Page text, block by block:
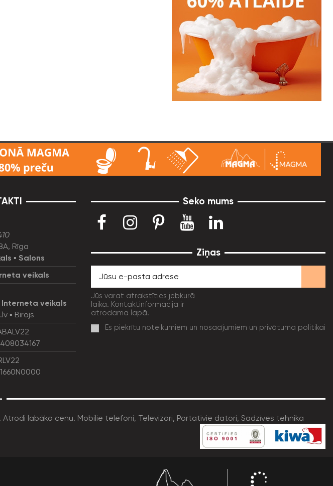
Rīga
▪ Salons
veikals
Interneta veikals
▪ Birojs
Seko mums
Ziņas
Jūs varat atrakstīties jebkurā
laikā. Kontaktinformācija ir
atrodama lapā.
Es piekrītu noteikumiem un nosacījumiem un privātuma politikai